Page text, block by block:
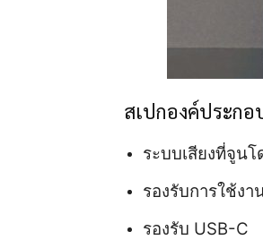
สเปกองค์ประก
ระบบเสียงที่จูนโ
รองรับการใช้ง
รองรับ USB-C